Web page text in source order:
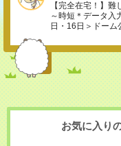
【完全在宅！】
～時短＊データ入
日・16日＞ドー
お気に入り